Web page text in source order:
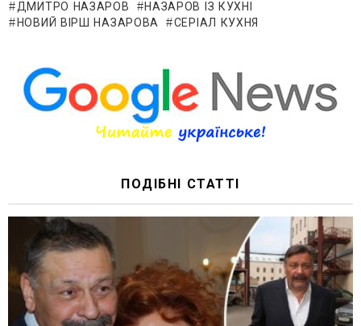
ДМИТРО НАЗАРОВ
НАЗАРОВ ІЗ КУХНІ
НОВИЙ ВІРШ НАЗАРОВА
СЕРІАЛ КУХНЯ
ПОДІБНІ СТАТТІ